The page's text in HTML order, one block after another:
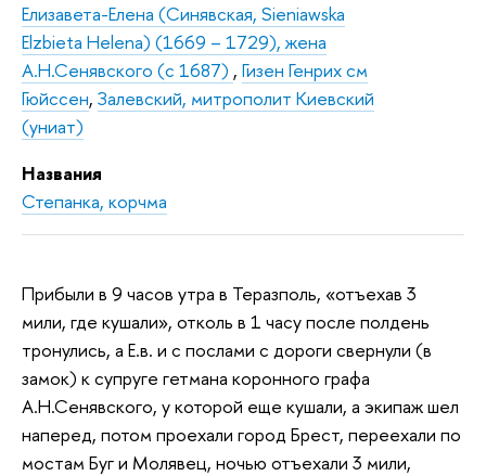
Елизавета-Елена (Синявская, Sieniawska
Elzbieta Helena) (1669 – 1729), жена
А.Н.Сенявского (с 1687) , Гизен Генрих см
Гюйссен, Залевский, митрополит Киевский
(униат)
Названия
Степанка, корчма
Прибыли в 9 часов утра в Теразполь, «отъехав 3
мили, где кушали», отколь в 1 часу после полдень
тронулись, а Е.в. и с послами с дороги свернули (в
замок) к супруге гетмана коронного графа
А.Н.Сенявского, у которой еще кушали, а экипаж шел
наперед, потом проехали город Брест, переехали по
мостам Буг и Молявец, ночью отъехали 3 мили,